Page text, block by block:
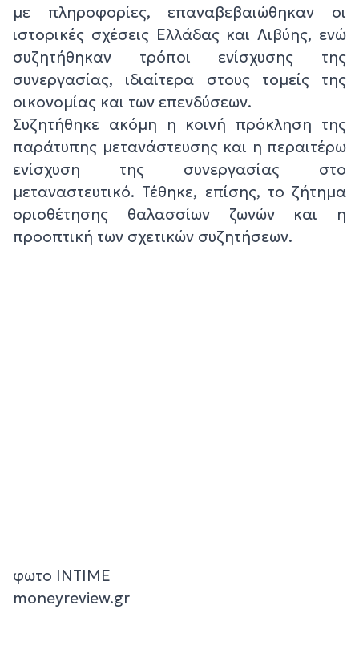
με πληροφορίες, επαναβεβαιώθηκαν οι
ιστορικές σχέσεις Ελλάδας και Λιβύης, ενώ
συζητήθηκαν τρόποι ενίσχυσης της
συνεργασίας, ιδιαίτερα στους τομείς της
οικονομίας και των επενδύσεων.
Συζητήθηκε ακόμη η κοινή πρόκληση της
παράτυπης μετανάστευσης και η περαιτέρω
ενίσχυση της συνεργασίας στο
μεταναστευτικό. Τέθηκε, επίσης, το ζήτημα
οριοθέτησης θαλασσίων ζωνών και η
προοπτική των σχετικών συζητήσεων.
φωτο INTIME
moneyreview.gr